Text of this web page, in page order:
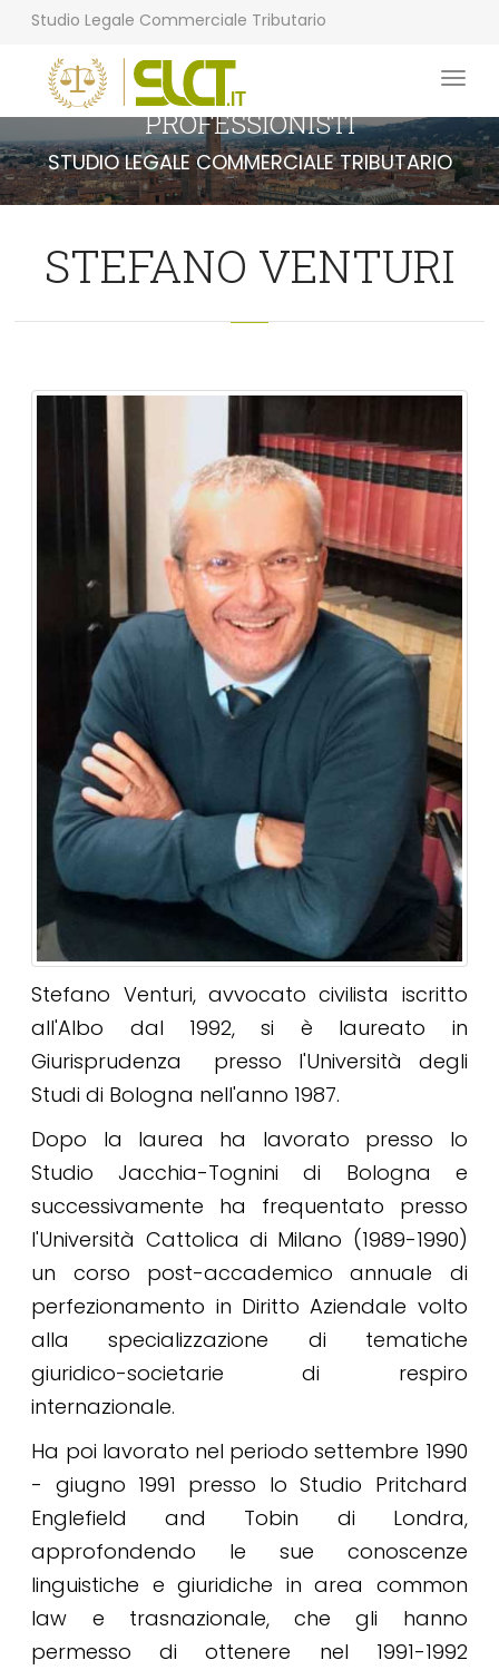
Studio Legale Commerciale Tributario
PROFESSIONISTI
STUDIO LEGALE COMMERCIALE TRIBUTARIO
STEFANO VENTURI
Stefano Venturi, avvocato civilista iscritto
all'Albo dal 1992, si è laureato in
Giurisprudenza presso l'Università degli
Studi di Bologna nell'anno 1987.
Dopo la laurea ha lavorato presso lo
Studio Jacchia-Tognini di Bologna e
successivamente ha frequentato presso
l'Università Cattolica di Milano (1989-1990)
un corso post-accademico annuale di
perfezionamento in Diritto Aziendale volto
alla specializzazione di tematiche
giuridico-societarie di respiro
internazionale.
Ha poi lavorato nel periodo settembre 1990
- giugno 1991 presso lo Studio Pritchard
Englefield and Tobin di Londra,
approfondendo le sue conoscenze
linguistiche e giuridiche in area common
law e trasnazionale, che gli hanno
permesso di ottenere nel 1991-1992